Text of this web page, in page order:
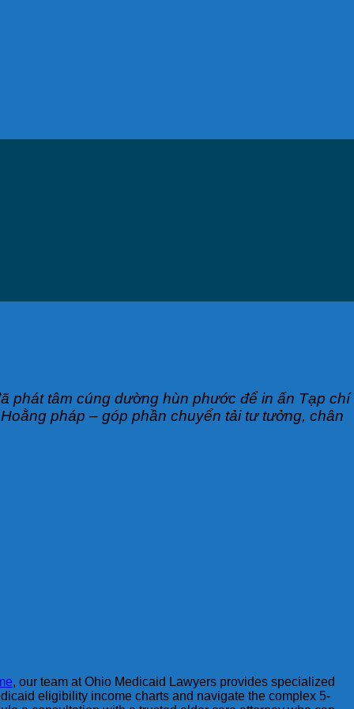
phát tâm cúng dường hùn phước để in ấn Tạp chí
pháp – góp phần chuyển tải tư tưởng, chân
, our team at Ohio Medicaid Lawyers provides specialized
eligibility income charts and navigate the complex 5-